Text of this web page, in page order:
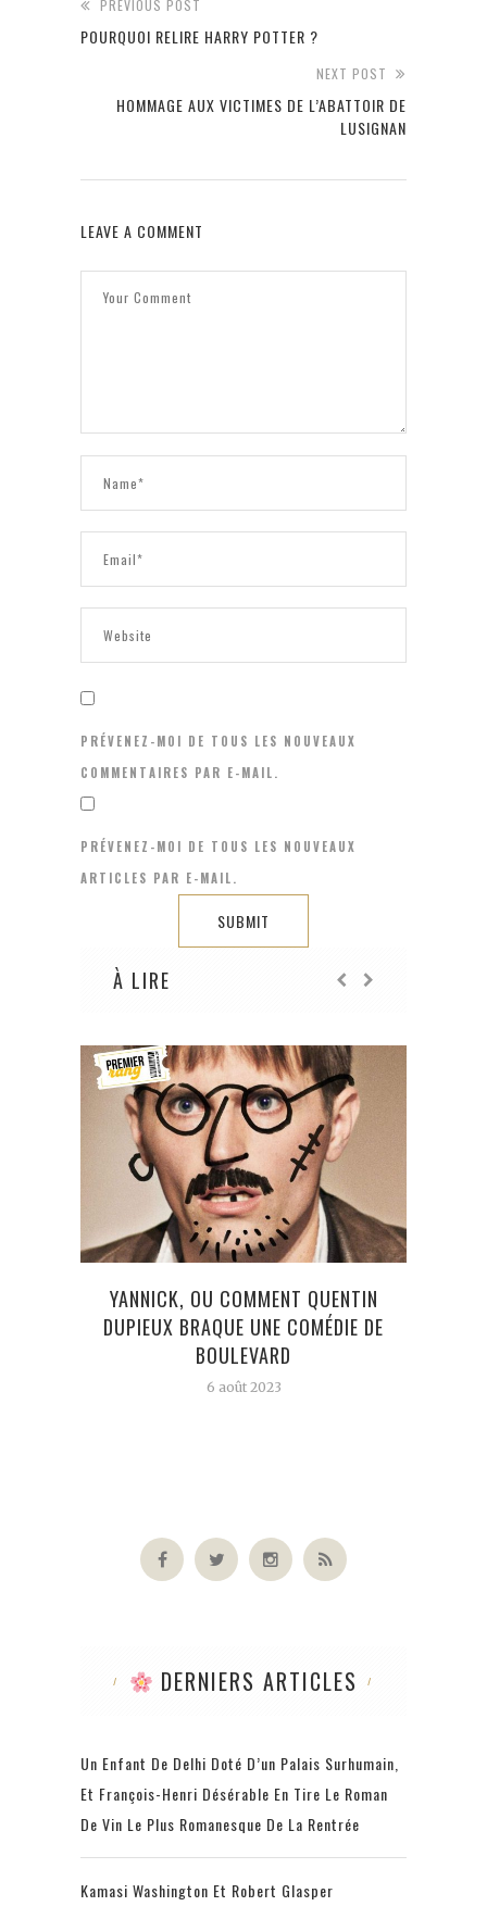
PREVIOUS POST
POURQUOI RELIRE HARRY POTTER ?
NEXT POST
HOMMAGE AUX VICTIMES DE L’ABATTOIR DE
LUSIGNAN
LEAVE A COMMENT
PRÉVENEZ-MOI DE TOUS LES NOUVEAUX
COMMENTAIRES PAR E-MAIL.
PRÉVENEZ-MOI DE TOUS LES NOUVEAUX
ARTICLES PAR E-MAIL.
À LIRE
YANNICK, OU COMMENT QUENTIN
DUPIEUX BRAQUE UNE COMÉDIE DE
BOULEVARD
6 août 2023
DERNIERS ARTICLES
Un Enfant De Delhi Doté D’un Palais Surhumain,
Et François-Henri Désérable En Tire Le Roman
De Vin Le Plus Romanesque De La Rentrée
Kamasi Washington Et Robert Glasper